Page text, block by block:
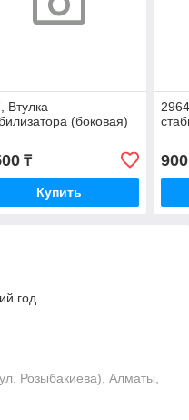
Втулка
(боковая)
₸
Купить
900
год
Розыбакиева), Алматы,